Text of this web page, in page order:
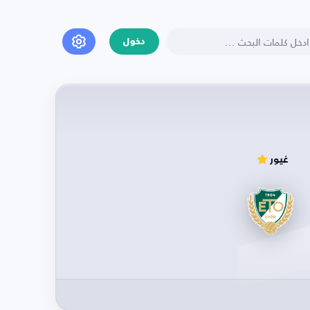
دخول
غيور